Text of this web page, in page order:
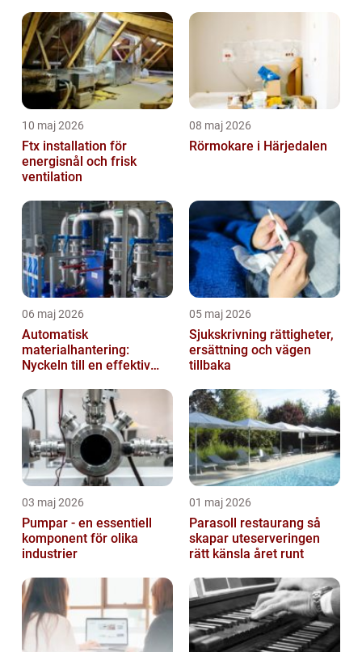
10 maj 2026
Ftx installation för
energisnål och frisk
ventilation
08 maj 2026
Rörmokare i Härjedalen
06 maj 2026
Automatisk
materialhantering:
Nyckeln till en effektiv
05 maj 2026
Sjukskrivning rättigheter,
ersättning och vägen
tillbaka
03 maj 2026
Pumpar - en essentiell
komponent för olika
industrier
01 maj 2026
Parasoll restaurang så
skapar uteserveringen
rätt känsla året runt